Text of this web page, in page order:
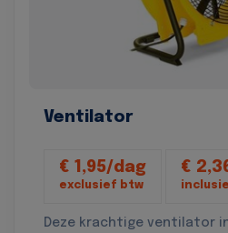
Ventilator
€ 1,95/dag
exclusief btw
€
Deze krachtige ventilator